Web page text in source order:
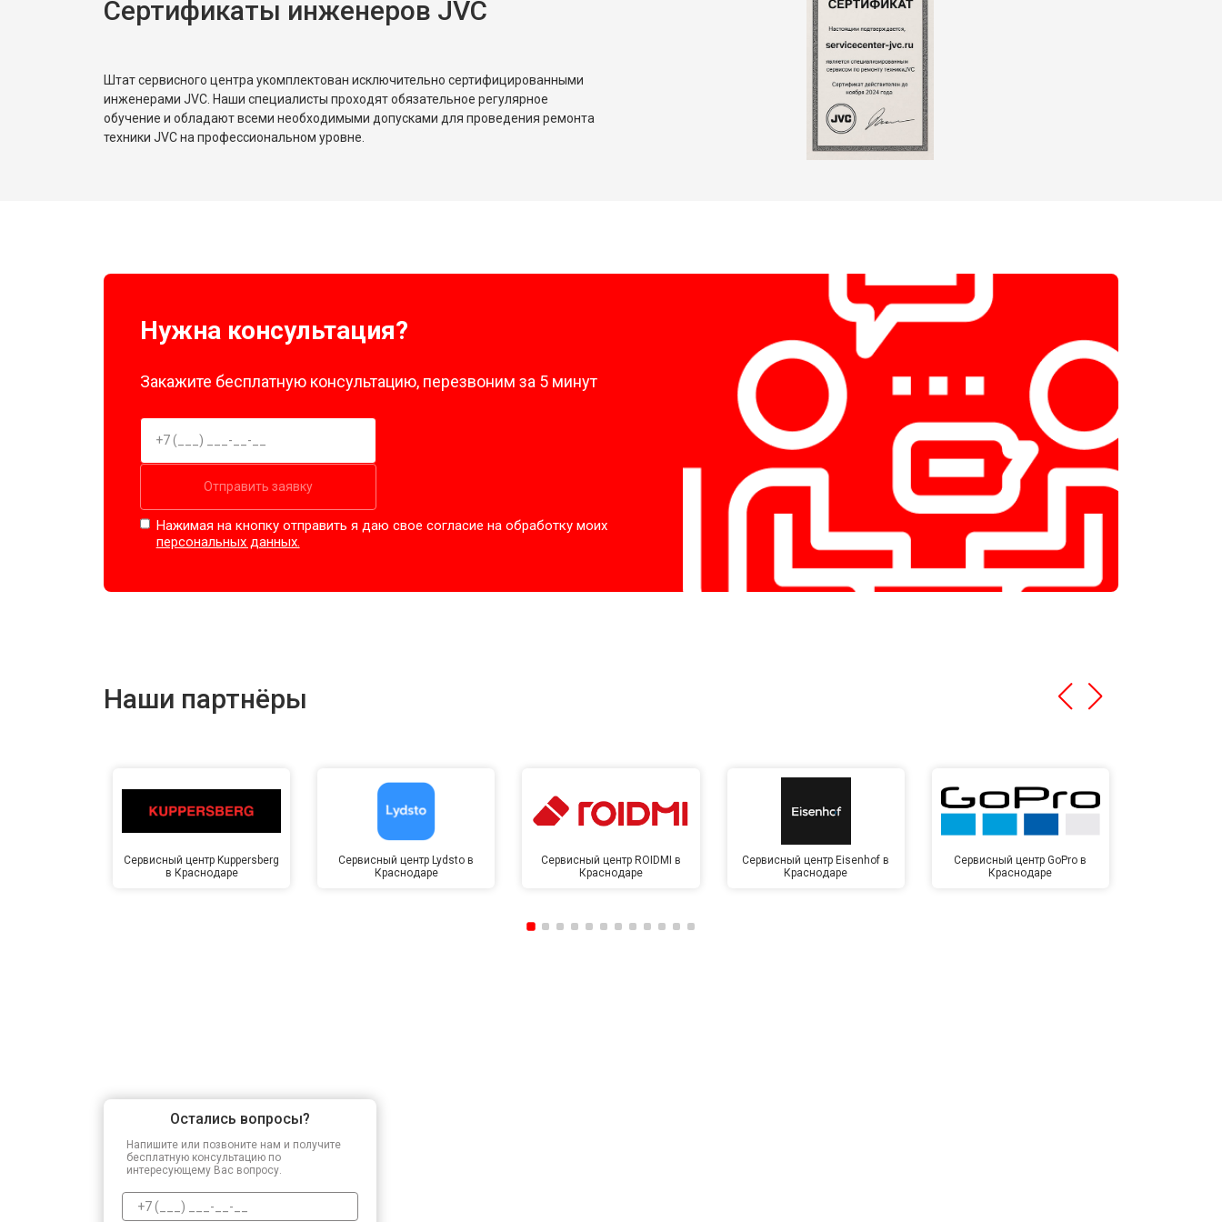
Сертификаты инженеров JVC
Штат сервисного центра укомплектован исключительно сертифицированными
инженерами JVC. Наши специалисты проходят обязательное регулярное
обучение и обладают всеми необходимыми допусками для проведения ремонта
техники JVC на профессиональном уровне.
Нужна консультация?
Закажите бесплатную консультацию, перезвоним за 5 минут
Отправить заявку
Нажимая на кнопку отправить я даю свое согласие на обработку моих
персональных данных.
Наши партнёры
Сервисный центр Kuppersberg
в Краснодаре
Сервисный центр Lydsto в
Краснодаре
Сервисный центр ROIDMI в
Краснодаре
Сервисный центр Eisenhof в
Краснодаре
Сервисный центр GoPro в
Краснодаре
Остались вопросы?
Напишите или позвоните нам и получите
бесплатную консультацию по
интересующему Вас вопросу.